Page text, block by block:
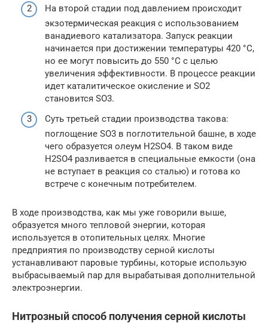
На второй стадии под давлением происходит
экзотермическая реакция с использованием
ванадиевого катализатора. Запуск реакции
начинается при достижении температуры 420 °C,
но ее могут повысить до 550 °C с целью
увеличения эффективности. В процессе реакции
идет каталитическое окисление и SO2
становится SO3.
Суть третьей стадии производства такова:
поглощение SO3 в поглотительной башне, в ходе
чего образуется олеум H2SO4. В таком виде
H2SO4 разливается в специальные емкости (она
не вступает в реакция со сталью) и готова ко
встрече с конечным потребителем.
В ходе производства, как мы уже говорили выше,
образуется много тепловой энергии, которая
используется в отопительных целях. Многие
предприятия по производству серной кислоты
устанавливают паровые турбины, которые использую
выбрасываемый пар для вырабатывая дополнительной
электроэнергии.
Нитрозный способ получения серной кислоты